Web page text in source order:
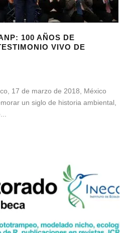
100 AÑOS DE
VIVO DE
17 de marzo de 2018, México
un siglo de historia ambiental,